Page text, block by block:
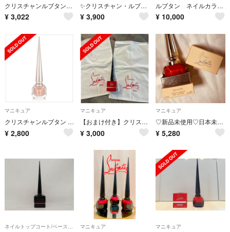
クリスチャンルブタン ネイルカラー
¥ 3,022
✨️クリスチャン・ルブタン✨️新品ネイルカラー✨️
¥ 3,900
ルブタン ネイルカラー 赤
¥ 10,000
マニキュア
クリスチャンルブタン ララック テュテュル
¥ 2,800
マニキュア
【おまけ付き】クリスチャンルブタン ネイルカラー マニキュア 赤
¥ 3,000
マニキュア
♡新品未使用♡日本未発売♡ルブタン♡ネイル♡ピンク♡
¥ 5,280
ネイルトップコート/ベースコート マニキュア マニキュア